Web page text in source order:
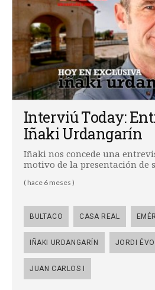
Interviú Today:
Iñaki Urdangarín
Iñaki nos concede una
motivo de la presentación de
( hace 6 meses )
BULTACO CASA REAL
IÑAKI URDANGARÍN JORDI
JUAN CARLOS I